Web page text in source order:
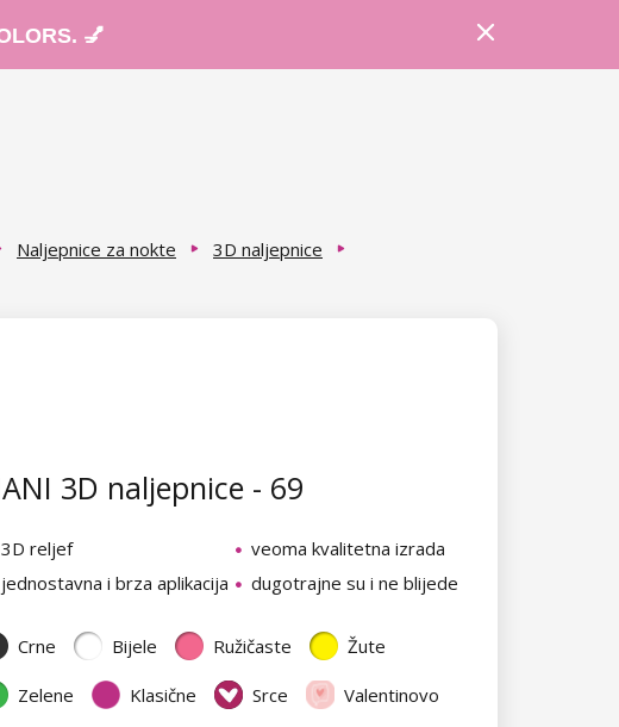
💅
Naljepnice za nokte
3D naljepnice
3D naljepnice - 69
3D reljef
veoma kvalitetna izrada
jednostavna i brza aplikacija
dugotrajne su i ne blijede
Crne Bijele Ružičaste Žute
Zelene Klasične Srce
Valentinovo